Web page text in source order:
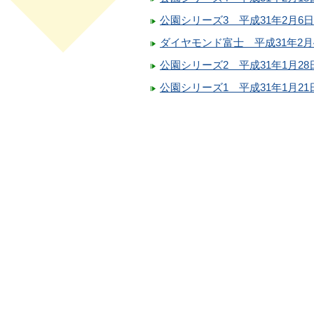
公園シリーズ3 平成31年2月6日
ダイヤモンド富士 平成31年2月
公園シリーズ2 平成31年1月28
公園シリーズ1 平成31年1月21